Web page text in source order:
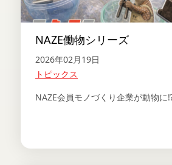
NAZE働物シリーズ
2026年02月19日
トピックス
NAZE会員モノづくり企業が動物